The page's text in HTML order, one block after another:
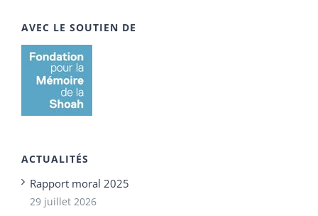
AVEC LE SOUTIEN DE
ACTUALITÉS
Rapport moral 2025
29 juillet 2026